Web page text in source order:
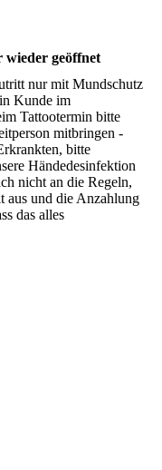
wieder geöffnet
nur mit Mundschutz
Kunde im
Tattootermin bitte
mitbringen -
bitte
Händedesinfektion
nicht an die Regeln,
aus und die Anzahlung
das alles